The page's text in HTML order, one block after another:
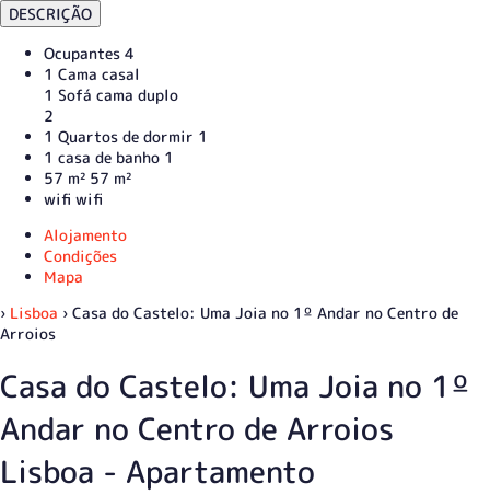
DESCRIÇÃO
Ocupantes 4
1 Cama casal
1 Sofá cama duplo
2
1 Quartos de dormir 1
1 casa de banho 1
57 m² 57 m²
wifi wifi
Alojamento
Condições
Mapa
› Lisboa › Casa do Castelo: Uma Joia no 1º Andar no Centro de
Arroios
Casa do Castelo: Uma Joia no 1º
Andar no Centro de Arroios
Lisboa - Apartamento